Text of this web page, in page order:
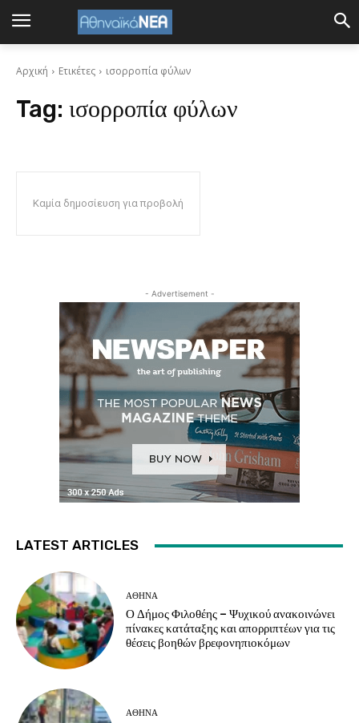
Αρχική Ετικέτες ισορροπία φύλων
Tag: ισορροπία φύλων
Καμία δημοσίευση για προβολή
- Advertisement -
LATEST ARTICLES
ΑΘΗΝΑ
Ο Δήμος Φιλοθέης – Ψυχικού ανακοινώνει
πίνακες κατάταξης και απορριπτέων για τις
θέσεις βοηθών βρεφονηπιοκόμων
ΑΘΗΝΑ